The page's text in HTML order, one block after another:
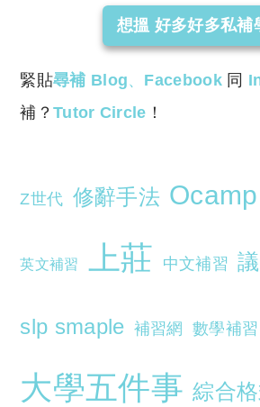
想搵 好多好多私補
緊貼尋補 Blog、 Facebook 同
補？Tutor Circle ！
Z世代 修辭手法 Ocamp
英文補習 上莊 中文補習
slp smaple 補習網 數學補習
大學五件事 綜合